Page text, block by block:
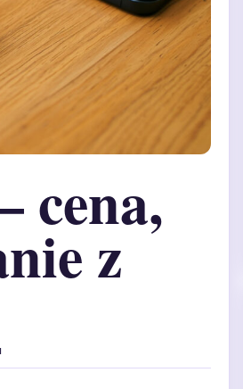
cena,
z